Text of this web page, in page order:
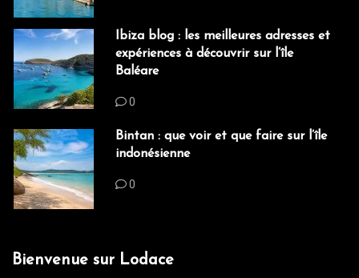
Ibiza blog : les meilleures adresses et
expériences à découvrir sur l’île
Baléare
0
Bintan : que voir et que faire sur l’île
indonésienne
0
Bienvenue sur Lodace